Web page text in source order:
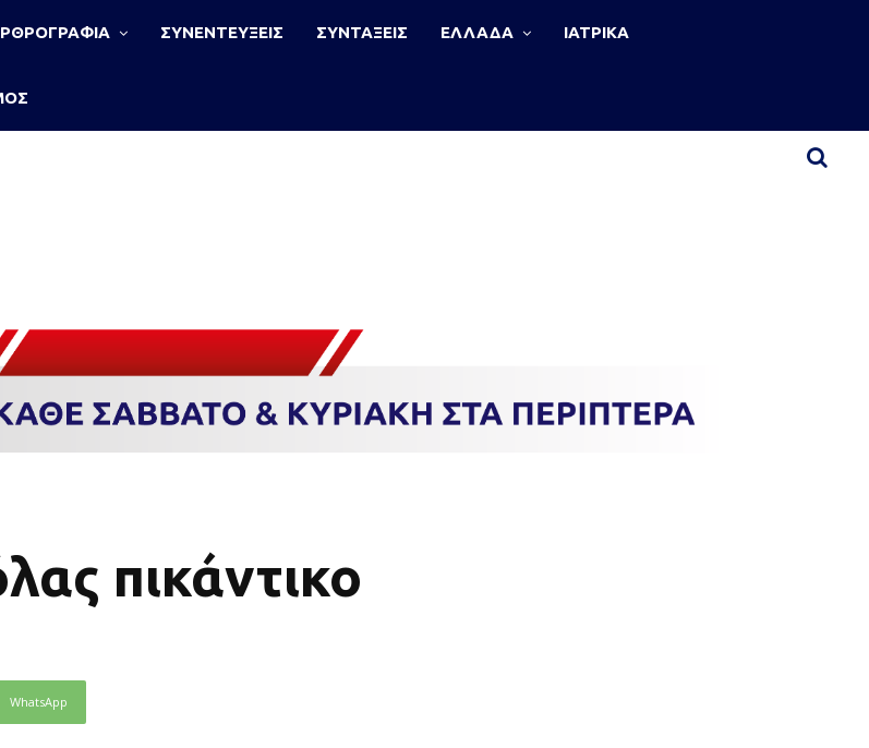
ΣΥΝΕΝΤΕΥΞΕΙΣ ΣΥΝΤΑΞΕΙΣ ΕΛΛΑΔΑ ΙΑΤΡΙΚΑ
πικάντικο
WhatsApp